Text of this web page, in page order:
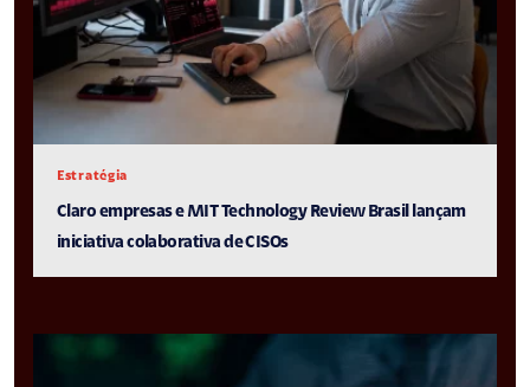
Estratégia
Claro empresas e MIT Technology Review Brasil lançam
iniciativa colaborativa de CISOs